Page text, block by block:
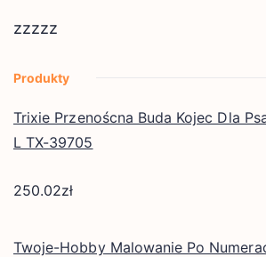
zzzzz
Produkty
Trixie Przenoścna Buda Kojec Dla
L TX-39705
250.02zł
Twoje-Hobby Malowanie Po